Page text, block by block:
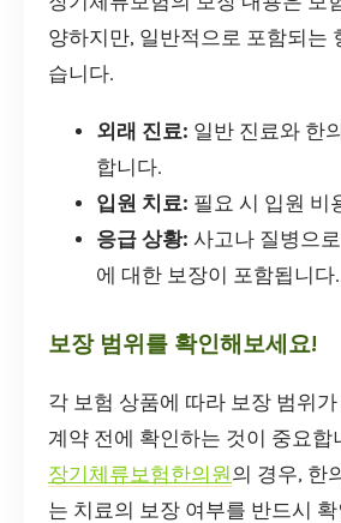
양하지만, 일반적으로 포함되는
습니다.
외래 진료: 일반 진료와 한
합니다.
입원 치료: 필요 시 입원 비
응급 상황: 사고나 질병으
에 대한 보장이 포함됩니다.
보장 범위를 확인해보세요!
각 보험 상품에 따라 보장 범위
계약 전에 확인하는 것이 중요합
장기체류보험한의원 의 경우, 한
는 치료의 보장 여부를 반드시